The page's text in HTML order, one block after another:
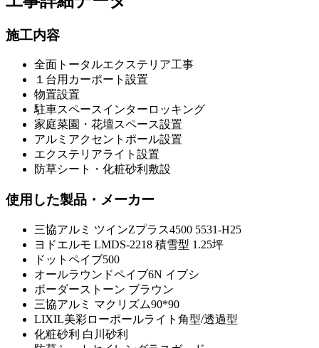
施工内容
全面トータルエクステリア工事
１台用カーポート設置
物置設置
駐車スペースインターロッキング
家庭菜園・花壇スペース設置
アルミアクセントポール設置
エクステリアライト設置
防草シート・化粧砂利敷設
使用した製品・メーカー
三協アルミ ツインZプラス4500 5531-H25
ヨドエルモ LMDS-2218 積雪型 1.25坪
ドットペイブ500
オールラウンドペイブ6N イブシ
ボーダーストーン ブラウン
三協アルミ マクリズム90*90
LIXIL美彩ローポールライト角型/透過型
化粧砂利 白川砂利